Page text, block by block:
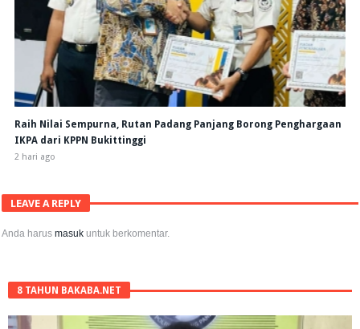
Raih Nilai Sempurna, Rutan Padang Panjang Borong Penghargaan
IKPA dari KPPN Bukittinggi
2 hari ago
LEAVE A REPLY
Anda harusmasuk untuk berkomentar.
8 TAHUN BAKABA.NET